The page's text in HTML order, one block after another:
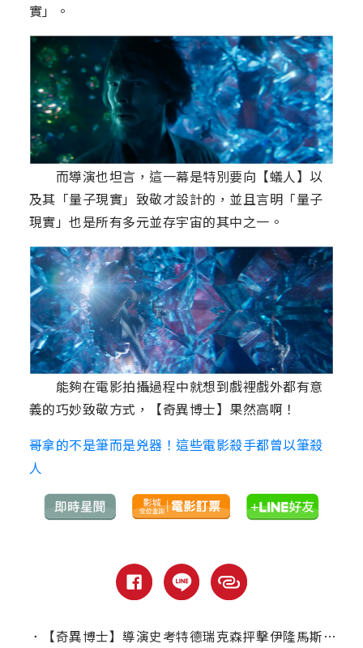
實」。
而導演也坦言，這一幕是特別要向【蟻人】以
及其「量子現實」致敬才設計的，並且言明「量子
現實」也是所有多元並存宇宙的其中之一。
能夠在電影拍攝過程中就想到戲裡戲外都有意
義的巧妙致敬方式，【奇異博士】果然高啊！
哥拿的不是筆而是兇器！這些電影殺手都曾以筆殺
人
．
【奇異博士】導演史考特德瑞克森抨擊伊隆馬斯克對電影「一竅不通」！